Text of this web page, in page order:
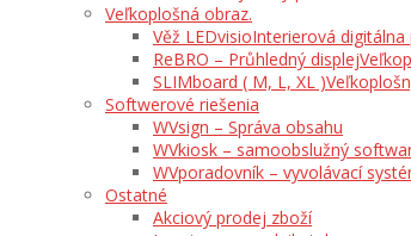
Veľkoplošná obraz.
Věž LEDvisioInterierová
ReBRO – Průhledný displej
SLIMboard ( M, L, XL )
Softwerové riešenia
WVsign – Správa obsahu
WVkiosk – samoobslužný
WVporadovník – vyvolávací
Ostatné
Akciový prodej zboží